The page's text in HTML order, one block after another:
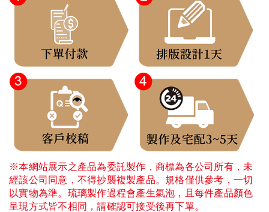
※本網站展示之產品為委託製作，商標為各公司所有，未
經該公司同意，不得抄襲複製產品。規格僅供參考，一切
以實物為準。琉璃製作過程會產生氣泡，且每件產品顏色
呈現方式皆不相同，請確認可接受後再下單。